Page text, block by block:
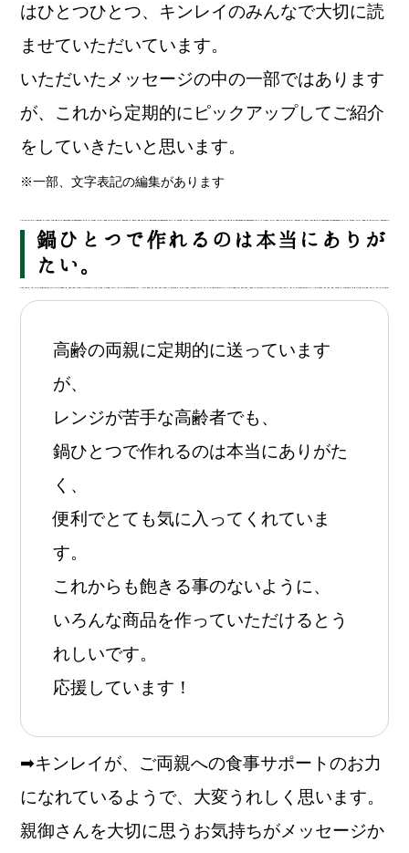
はひとつひとつ、キンレイのみんなで大切に読
ませていただいています。
いただいたメッセージの中の一部ではあります
が、これから定期的にピックアップしてご紹介
をしていきたいと思います。
※一部、文字表記の編集があります
鍋ひとつで作れるのは本当にありが
たい。
高齢の両親に定期的に送っています
が、
レンジが苦手な高齢者でも、
鍋ひとつで作れるのは本当にありがた
く、
便利でとても気に入ってくれていま
す。
これからも飽きる事のないように、
いろんな商品を作っていただけるとう
れしいです。
応援しています！
➡キンレイが、ご両親への食事サポートのお力
になれているようで、大変うれしく思います。
親御さんを大切に思うお気持ちがメッセージか